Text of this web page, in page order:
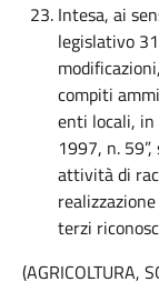
Intesa, ai
legislativo
compiti
enti locali, in
1997, n.
attività di
terzi
(AGRICOLTURA,